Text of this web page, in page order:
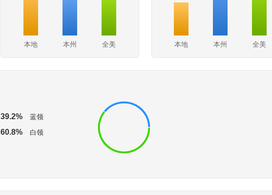
本地 本州 全美 本地 本州 全美
39.2% 蓝领
60.8% 白领